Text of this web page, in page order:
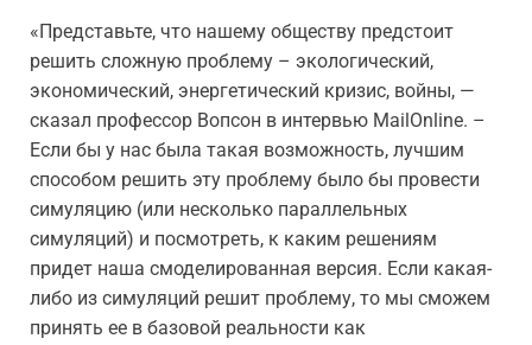
«Представьте, что нашему обществу предстоит
решить сложную проблему – экологический,
экономический, энергетический кризис, войны, —
сказал профессор Вопсон в интервью MailOnline. –
Если бы у нас была такая возможность, лучшим
способом решить эту проблему было бы провести
симуляцию (или несколько параллельных
симуляций) и посмотреть, к каким решениям
придет наша смоделированная версия. Если какая-
либо из симуляций решит проблему, то мы сможем
принять ее в базовой реальности как